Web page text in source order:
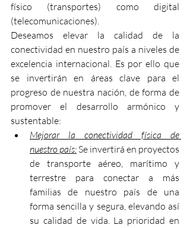
físico (transportes) como digital
(telecomunicaciones).
Deseamos elevar la calidad de la
conectividad en nuestro país a niveles de
excelencia internacional. Es por ello que
se invertirán en áreas clave para el
progreso de nuestra nación, de forma de
promover el desarrollo armónico y
sustentable:
Mejorar la conectividad física de
nuestro país: Se invertirá en proyectos
de transporte aéreo, marítimo y
terrestre para conectar a más
familias de nuestro país de una
forma sencilla y segura, elevando así
su calidad de vida. La prioridad en